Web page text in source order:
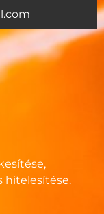
hitelesítése.